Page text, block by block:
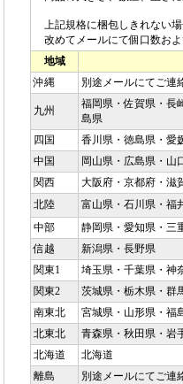
上記規格に梱包しきれない
改めてメールにて個口数お
地域
沖縄
別途メールにてご連
九州
福岡県・佐賀県・長
島県
四国
香川県・徳島県・愛
中国
岡山県・広島県・山
関西
大阪府・京都府・滋
北陸
富山県・石川県・福
中部
静岡県・愛知県・三
信越
新潟県・長野県
関東1
埼玉県・千葉県・神
関東2
茨城県・栃木県・群
南東北
宮城県・山形県・福
北東北
青森県・秋田県・岩
北海道
北海道
離島
別途メールにてご連